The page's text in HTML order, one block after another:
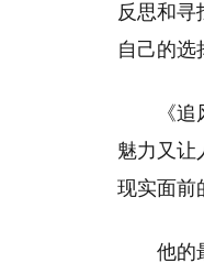
反思和寻
自己的选
《
魅力又让
现实面前
他的